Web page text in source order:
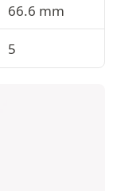
66.6 mm
5